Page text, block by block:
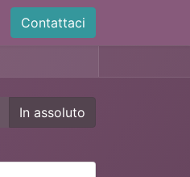
Contattaci
In assoluto